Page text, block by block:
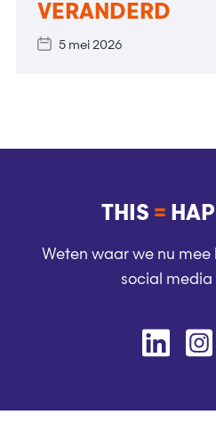
VERANDERD
5 mei 2026
THIS =
Weten waar we nu mee
social media
Linkedin